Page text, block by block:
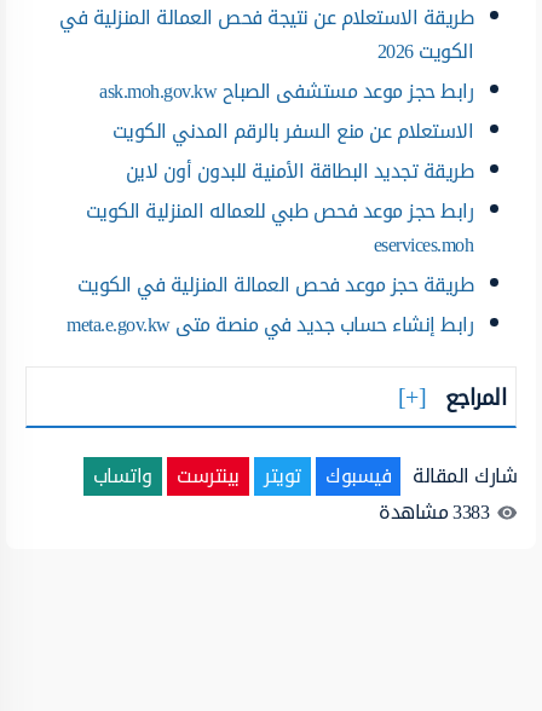
طريقة الاستعلام عن نتيجة فحص العمالة المنزلية في
الكويت 2026
رابط حجز موعد مستشفى الصباح ask.moh.gov.kw
الاستعلام عن منع السفر بالرقم المدني الكويت
طريقة تجديد البطاقة الأمنية للبدون أون لاين
رابط حجز موعد فحص طبي للعماله المنزلية الكويت
eservices.moh
طريقة حجز موعد فحص العمالة المنزلية في الكويت
رابط إنشاء حساب جديد في منصة متى meta.e.gov.kw
المراجع
شارك المقالة فيسبوك تويتر بينترست
واتساب
3383مشاهدة